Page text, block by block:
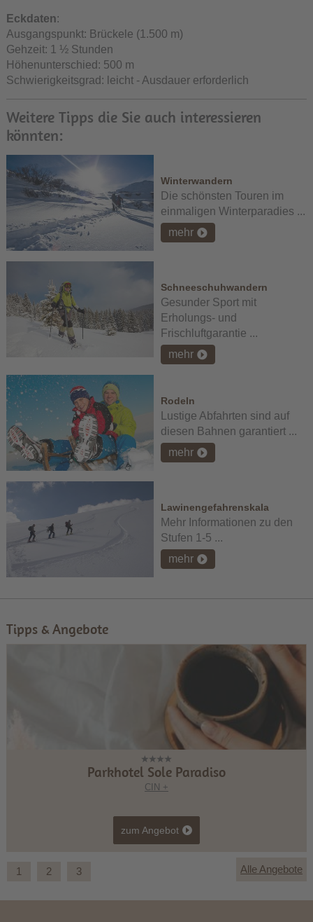
Eckdaten:
Ausgangspunkt: Brückele (1.500 m)
Gehzeit: 1 ½ Stunden
Höhenunterschied: 500 m
Schwierigkeitsgrad: leicht - Ausdauer erforderlich
Weitere Tipps die Sie auch interessieren
könnten:
Winterwandern
Die schönsten Touren im
einmaligen Winterparadies ...
mehr
Schneeschuhwandern
Gesunder Sport mit
Erholungs- und
Frischluftgarantie ...
mehr
Rodeln
Lustige Abfahrten sind auf
diesen Bahnen garantiert ...
mehr
Lawinengefahrenskala
Mehr Informationen zu den
Stufen 1-5 ...
mehr
Tipps & Angebote
Parkhotel Sole Paradiso
CIN +
zum Angebot
1 2 3 Alle Angebote